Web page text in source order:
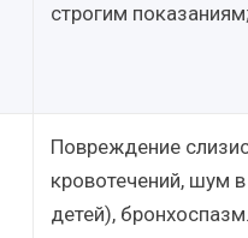
строгим
Повреждение
кровотечений, шум
детей),